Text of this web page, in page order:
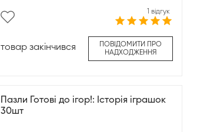
1 відгук
товар закінчився
ПОВІДОМИТИ ПРО
НАДХОДЖЕННЯ
Пазли Готові до ігор!: Історія іграшок
30шт